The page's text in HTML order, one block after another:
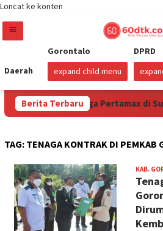
Loncat ke konten
Daerah
Gorontalo
expand child menu
DPRD
Berita Terbaru
Turunkan Harga Pertamax di
TAG: TENAGA KONTRAK DI PEMKAB
KAB.